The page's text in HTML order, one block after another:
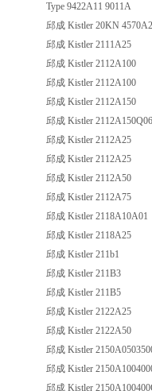
Type 9422A11 9011A
邱成 Kistler 20KN
邱成 Kistler 2111A25
邱成 Kistler 2112A100
邱成 Kistler 2112A100
邱成 Kistler 2112A150
邱成 Kistler 2112A150Q06
邱成 Kistler 2112A25
邱成 Kistler 2112A25
邱成 Kistler 2112A50
邱成 Kistler 2112A75
邱成 Kistler 2118A10A01
邱成 Kistler 2118A25
邱成 Kistler 211b1
邱成 Kistler 211B3
邱成 Kistler 211B5
邱成 Kistler 2122A25
邱成 Kistler 2122A50
邱成 Kistler
邱成 Kistler
邱成 Kistler